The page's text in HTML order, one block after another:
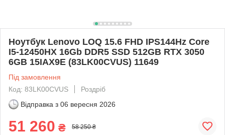
Ноутбук Lenovo LOQ 15.6 FHD IPS144Hz Core
I5-12450HX 16Gb DDR5 SSD 512GB RTX 3050
6GB 15IAX9E (83LK00CVUS) 11649
Під замовлення
Код: 83LK00CVUS
Роздріб
Відправка з 06 вересня 2026
51 260 ₴ 58 250 ₴